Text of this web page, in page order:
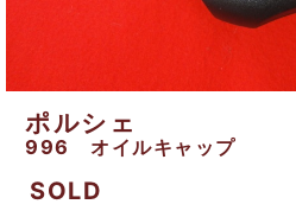
ポルシェ
996 オイルキャップ
SOLD